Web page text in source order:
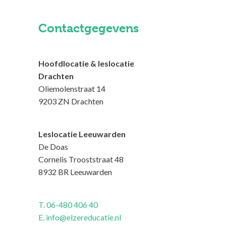
Contactgegevens
Hoofdlocatie & leslocatie
Drachten
Oliemolenstraat 14
9203 ZN Drachten
Leslocatie Leeuwarden
De Doas
Cornelis Trooststraat 48
8932 BR Leeuwarden
T. 06-480 406 40
E. info@elzereducatie.nl